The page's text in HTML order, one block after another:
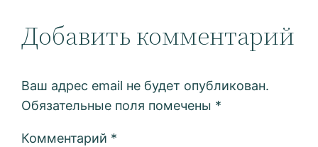
Добавить комментарий
Ваш адрес email не будет опубликован.
Обязательные поля помечены *
Комментарий *